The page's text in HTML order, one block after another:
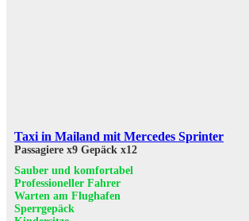
Taxi in Mailand mit Mercedes Sprinter
Passagiere x9 Gepäck x12
Sauber und komfortabel
Professioneller Fahrer
Warten am Flughafen
Sperrgepäck